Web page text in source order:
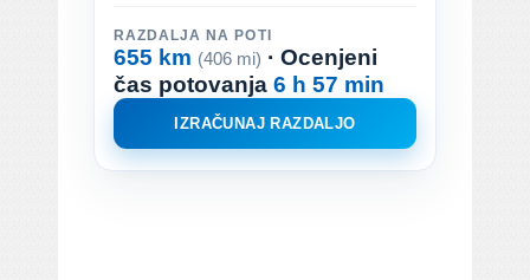
RAZDALJA NA POTI
655 km (406 mi) · Ocenjeni
čas potovanja 6 h 57 min
IZRAČUNAJ RAZDALJO